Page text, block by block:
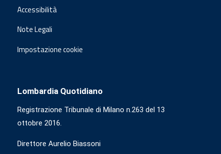
Accessibilità
Note Legali
Impostazione cookie
Lombardia Quotidiano
Registrazione Tribunale di Milano n.263 del 13
ottobre 2016.
Direttore Aurelio Biassoni